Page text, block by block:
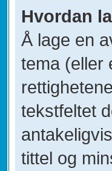
Hvordan
Å lage en
tema (eller
tekstfeltet
tittel og